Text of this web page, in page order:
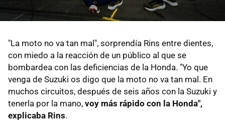
"La moto no va tan mal", sorprendía Rins entre dientes,
con miedo a la reacción de un público al que se
bombardea con las deficiencias de la Honda. "Yo que
venga de Suzuki os digo que la moto no va tan mal. En
muchos circuitos, después de seis años con la Suzuki y
tenerla por la mano, voy más rápido con la Honda",
explicaba Rins.